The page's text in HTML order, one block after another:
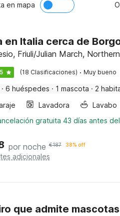
en mapa
en Italia cerca de
Friuli/Julian March,
(18 Clasificaciones) · Muy bueno
· 6 huéspedes · 1 mascota · 2
Lavadora Lavabo
gratuita 43 días antes
por noche €187 38% off
adicionales
que admite